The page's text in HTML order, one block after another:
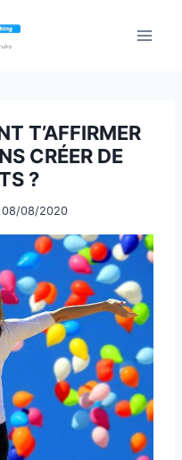
T’AFFIRMER
CRÉER DE
?
08/08/2020